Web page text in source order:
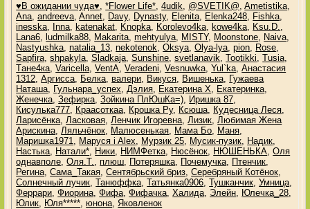
♥В ожидании чуда♥,*Flower Life*,4udik, @SVETIK@,Ametistika,
Ana,andreeva,Annet, Davy, Dynasty, Elenita, Elenka248, Fishka,
inesska, Inna, katenakat, Knopka, Korolevo4ka, kowe4ka, Ksu.D.,
Lana6, ludmilka88, Makarita,mehtyulya, MISTY, Moonstone, Naiva,
Nastyushka,natalia_13,nekotenok,Oksya,Olya-lya,pion, Rose,
Sapfira,shpakyla,Sladkaja,Sunshine,svetlanavik,Tootikki,Tusia,
Tане4ка,Varicella,VentA,Veradeni,Vesnuwka,Yul`ka,Анастасия
1312,Аргисса, Белка,валери, Викуся, Вишенька, Гужаева
Наташа, Гульнара_успех,Дэлия, Екатерина Х, Екатеринка,
Женечка,Зефирка,Зойкина ПлЮшКа=), Иришка 87,
Кисулька777, Краасоткаа, Крошка Ру, Ксюша, Кудесница Леся,
Ларисёнка,Ласковая,Ленчик Игоревна,Лизик,Любимая Жена
Арискина,Ляльчёнок, Малюсенькая, Мама Бо, Маня,
Маришка1971, Маруся i Alex, Мурзик 25, Мусик-пузик, Надик,
Настька, Натали*, Ники, НИМФетка, Нюсёнок, НЮШЕНЬКА,Оля
однавполе,Оля.Т.,плюш, Потеряшка, Почемучка, Птенчик,
Регина,Сама_Такая,Сентябрьский бриз,Серебряный Котёнок,
Солнечный лучик,Танюффка,Татьянка0906,Тушканчик,Умница,
Феррари,Фиорина,Фифа,Фифачка,Халида, Элейн, Юлечка_28,
Юлик, Юля*****,юнона,Яковленок